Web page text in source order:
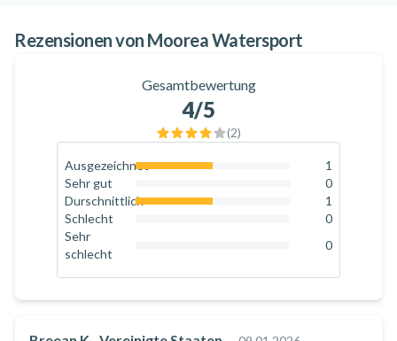
Nach seinem Diplom im Motorbootfahren schloss er sich
dem Team von Cyrille Lemoine, einem Jetski-Weltmeister, an.
mooreawatersport.com
Rezensionen von Moorea Watersport
Gesamtbewertung
4/5
(2)
Ausgezeichnet
1
Sehr gut
0%
0
Durschnittlich
1
Schlecht
0
Sehr
schlecht
0